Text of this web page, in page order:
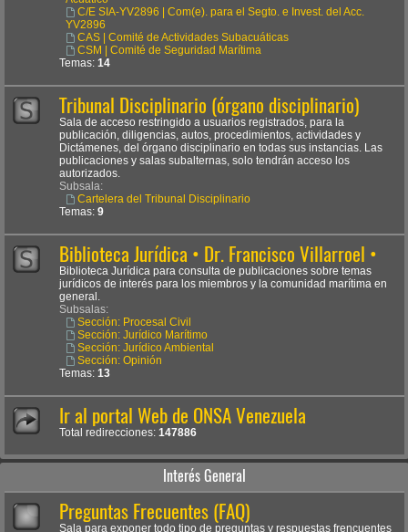
C/E SIA-YV2896 | Com(e). para el Segto. e Invest. del Acc.
YV2896
CAS | Comité de Actividades Subacuáticas
CSM | Comité de Seguridad Marítima
Temas: 14
Tribunal Disciplinario (órgano disciplinario)
Sala de acceso restringido a usuarios registrados, para la
publicación, diligencias, autos, procedimientos, actividades y
Dictámenes, del órgano disciplinario en todas sus instancias. Las
publicaciones y salas subalternas, solo tendrán acceso los
autorizados.
Subsala:
Cartelera del Tribunal Disciplinario
Temas: 9
Biblioteca Jurídica • Dr. Francisco Villarroel •
Biblioteca Jurídica para consulta de publicaciones sobre temas
jurídicos de interés para los miembros y la comunidad marítima en
general.
Subsalas:
Sección: Procesal Civil
Sección: Jurídico Marítimo
Sección: Jurídico Ambiental
Sección: Opinión
Temas: 13
Ir al portal Web de ONSA Venezuela
Total redirecciones: 147886
Interés General
Preguntas Frecuentes (FAQ)
Sala para exponer todo tipo de preguntas y respuestas frencuentes